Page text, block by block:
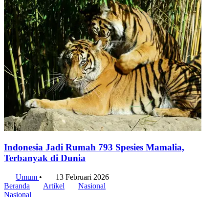
Indonesia Jadi Rumah 793 Spesies Mamalia,
Terbanyak di Dunia
Umum •
13 Februari 2026
Beranda
Artikel
Nasional
Nasional